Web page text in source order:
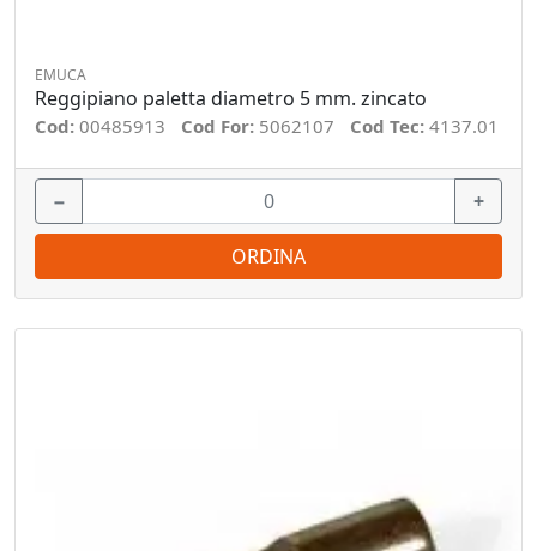
EMUCA
Reggipiano paletta diametro 5 mm. zincato
Cod: 00485913 Cod For: 5062107 Cod Tec: 4137.01
− +
ORDINA